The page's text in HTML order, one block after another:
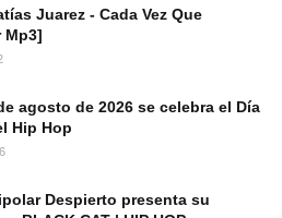
Juarez - Cada Vez Que
Mp3]
agosto de 2026 se celebra el Día
Hip Hop
Despierto presenta su